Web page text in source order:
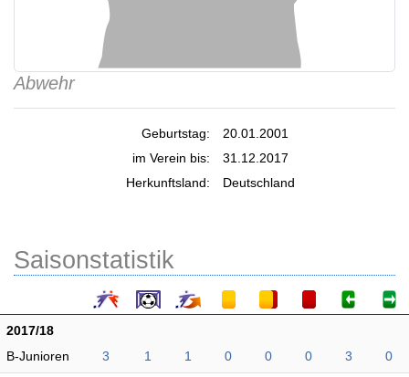
Abwehr
Geburtstag:
20.01.2001
im Verein bis:
31.12.2017
Herkunftsland:
Deutschland
Saisonstatistik
2017/18
B-Junioren
3 1 1 0 0 0 3 0